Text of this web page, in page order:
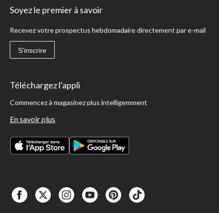
Soyez le premier à savoir
Recevez votre prospectus hebdomadaire directement par e-mail
S'inscrire
Téléchargez l'appli
Commencez à magasinez plus intelligemment
En savoir plus